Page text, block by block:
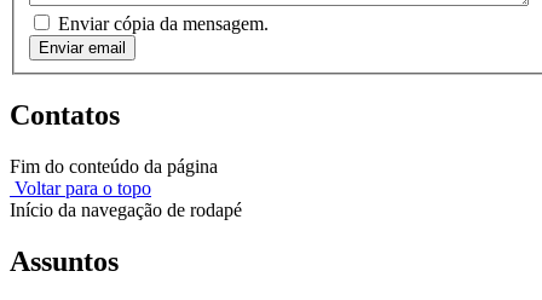
Enviar cópia da mensagem.
Enviar email
Contatos
Fim do conteúdo da página
Voltar para o topo
Início da navegação de rodapé
Assuntos